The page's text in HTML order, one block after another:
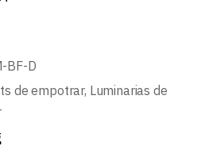
BF-D
de empotrar, Luminarias de